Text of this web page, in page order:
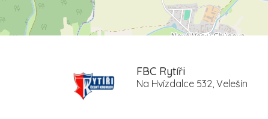
FBC Rytíři
Na Hvízdalce 532, Velešín